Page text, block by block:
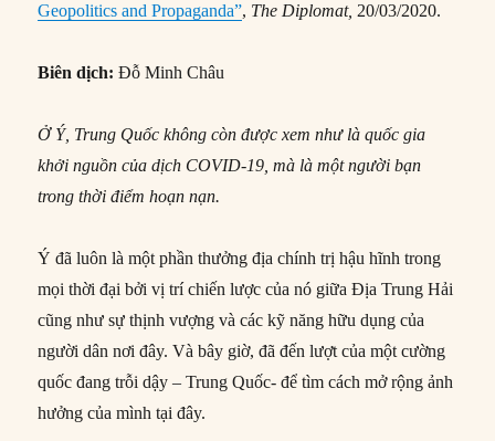
Geopolitics and Propaganda”, The Diplomat, 20/03/2020.
Biên dịch:Đỗ Minh Châu
Ở Ý, Trung Quốc không còn được xem như là quốc gia
khởi nguồn của dịch COVID-19, mà là một người bạn
trong thời điểm hoạn nạn.
Ý đã luôn là một phần thưởng địa chính trị hậu hĩnh trong
mọi thời đại bởi vị trí chiến lược của nó giữa Địa Trung Hải
cũng như sự thịnh vượng và các kỹ năng hữu dụng của
người dân nơi đây. Và bây giờ, đã đến lượt của một cường
quốc đang trỗi dậy – Trung Quốc- để tìm cách mở rộng ảnh
hưởng của mình tại đây.